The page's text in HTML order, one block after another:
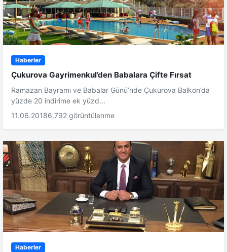
Haberler
Çukurova Gayrimenkul’den Babalara Çifte Fırsat
Ramazan Bayramı ve Babalar Günü’nde Çukurova Balkon’da
yüzde 20 indirime ek yüzd...
11.06.20186,792 görüntülenme
Haberler